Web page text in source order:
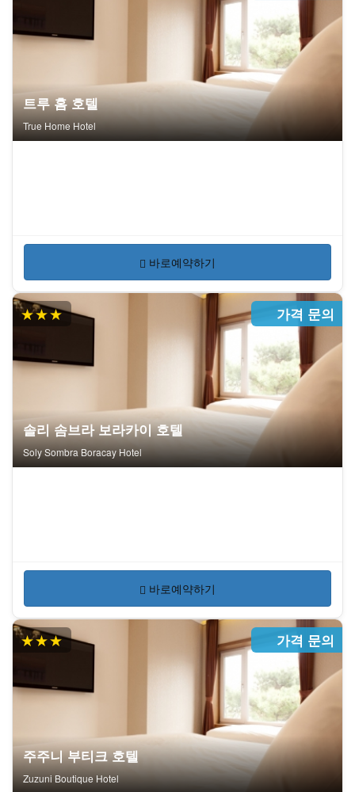
트루 홈 호텔
True Home Hotel
바로예약하기
★★★ 가격 문의
솔리 솜브라 보라카이 호텔
Soly Sombra Boracay Hotel
바로예약하기
★★★ 가격 문의
주주니 부티크 호텔
Zuzuni Boutique Hotel